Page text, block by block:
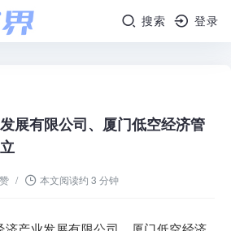
搜索 登录
展有限公司、厦门低空经济管
/ 本文阅读约 3 分钟